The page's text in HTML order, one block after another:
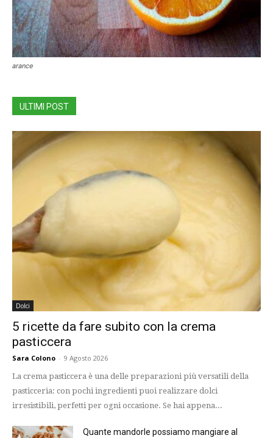
arance
ULTIMI POST
Dolci
5 ricette da fare subito con la crema
pasticcera
Sara Colono - 9 Agosto 2026
La crema pasticcera è una delle preparazioni più versatili della
pasticceria: con pochi ingredienti puoi realizzare dolci
irresistibili, perfetti per ogni occasione. Se hai appena...
Quante mandorle possiamo mangiare al